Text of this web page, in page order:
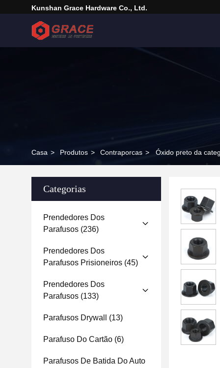
Kunshan Grace Hardware Co., Ltd.
Casa > Produtos > Contraporcas > Óxido preto da
Categorias
Prendedores Dos
Parafusos (236)
Prendedores Dos
Parafusos Prisioneiros (45)
Prendedores Dos
Parafusos (133)
Parafusos Drywall (13)
Parafuso Do Cartão (6)
Parafusos De Batida Do Auto